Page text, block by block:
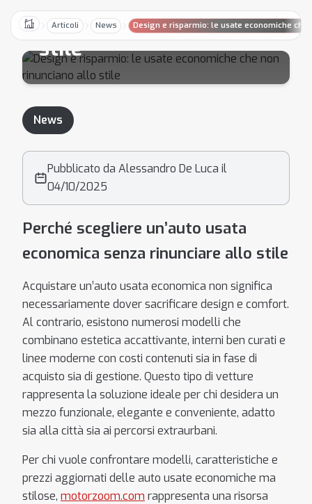
HomeArticoli News Design e risparmio: le usate economiche
non rinunciano allo
stile
News
Pubblicato da Alessandro De Luca il
04/10/2025
Perché scegliere un’auto usata
economica senza rinunciare allo stile
Acquistare un’auto usata economica non significa
necessariamente dover sacrificare design e comfort.
Al contrario, esistono numerosi modelli che
combinano estetica accattivante, interni ben curati e
linee moderne con costi contenuti sia in fase di
acquisto sia di gestione. Questo tipo di vetture
rappresenta la soluzione ideale per chi desidera un
mezzo funzionale, elegante e conveniente, adatto
sia alla città sia ai percorsi extraurbani.
Per chi vuole confrontare modelli, caratteristiche e
prezzi aggiornati delle auto usate economiche ma
stilose, motorzoom.com rappresenta una risorsa